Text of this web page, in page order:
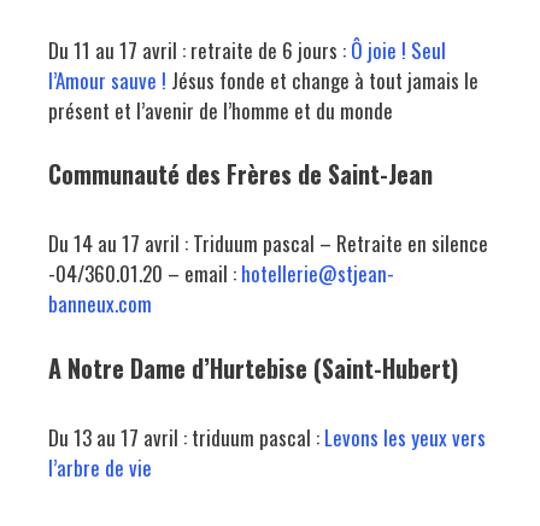
Du 11 au 17 avril : retraite de 6 jours : Ô joie ! Seul
l’Amour sauve ! Jésus fonde et change à tout jamais le
présent et l’avenir de l’homme et du monde
Communauté des Frères de Saint-Jean
Du 14 au 17 avril : Triduum pascal – Retraite en silence
-04/360.01.20 – email : hotellerie@stjean-
banneux.com
A Notre Dame d’Hurtebise (Saint-Hubert)
Du 13 au 17 avril : triduum pascal : Levons les yeux vers
l’arbre de vie